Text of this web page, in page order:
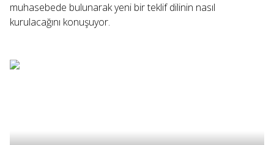
muhasebede bulunarak yeni bir teklif dilinin nasıl
kurulacağını konuşuyor.